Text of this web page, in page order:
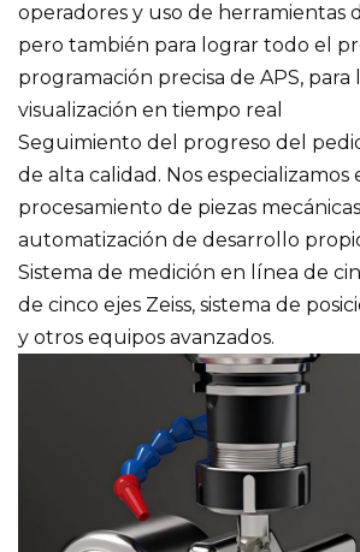
operadores y uso de herramientas
pero también para lograr todo el
programación precisa de APS, para
visualización en tiempo real
Seguimiento del progreso del
de alta calidad. Nos especializamos
procesamiento de piezas
automatización de desarrollo
Sistema de medición en línea de
de cinco ejes Zeiss, sistema de
y otros equipos avanzados.